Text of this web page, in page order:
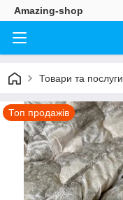
Amazing-shop
Товари та послуги
Топ продажів